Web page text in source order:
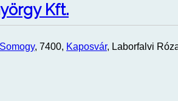
Kft.
Somogy, 7400, Kaposvár, Laborfalvi